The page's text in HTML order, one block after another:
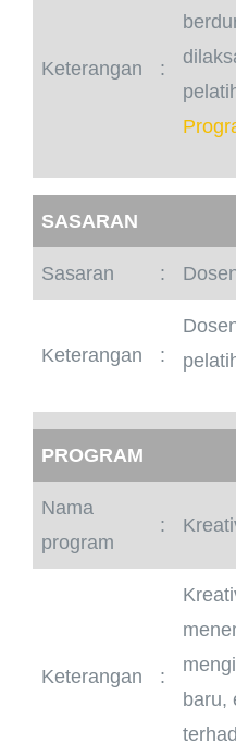
Keterangan :
SASARAN
Sasaran :
Keterangan :
PROGRAM
Nama
program
:
Keterangan :
baru,